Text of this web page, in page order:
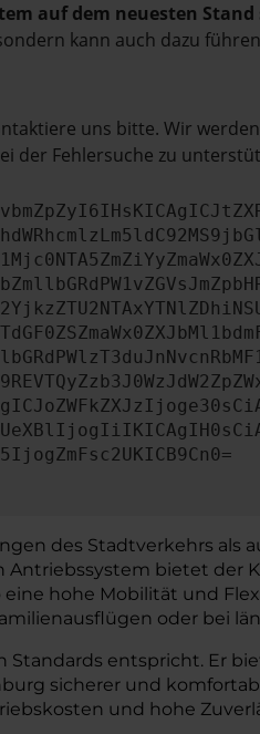
auf dem neuesten Stand
kann auch dazu
uns bitte. Wir
der Fehlersuche zu
des Stadtverkehrs als
bietet der
hohe Mobilität und
oder bei
Standards entspricht. Er
sicherer und
und hohe